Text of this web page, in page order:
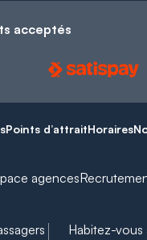
acceptés
Points d’attraitHoraires
agences
Habitez-vous